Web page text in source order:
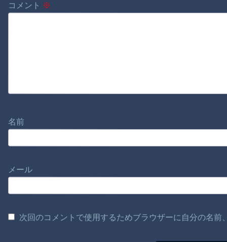
コメント ※
名前
メール
次回のコメントで使用するためブラウザーに自分の名